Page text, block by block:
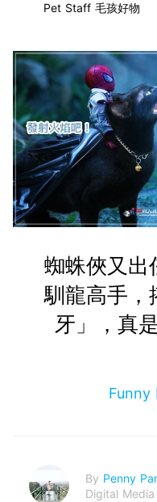
Pet Staff 毛孩好物
蜘蛛俠又出
馴龍高手，
牙」，真
Funny
By Penny
Digital